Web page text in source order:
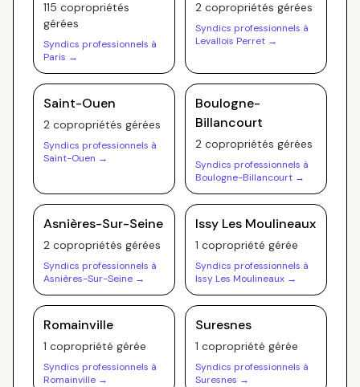
115 copropriétés
gérées
Syndics professionnels à
Paris →
2 copropriétés gérées
Syndics professionnels à
Levallois Perret →
Saint-Ouen
2 copropriétés gérées
Syndics professionnels à
Saint-Ouen →
Boulogne-
Billancourt
2 copropriétés gérées
Syndics professionnels à
Boulogne-Billancourt →
Asnières-Sur-Seine
2 copropriétés gérées
Syndics professionnels à
Asnières-Sur-Seine →
Issy Les Moulineaux
1 copropriété gérée
Syndics professionnels à
Issy Les Moulineaux →
Romainville
1 copropriété gérée
Syndics professionnels à
Romainville →
Suresnes
1 copropriété gérée
Syndics professionnels à
Suresnes →